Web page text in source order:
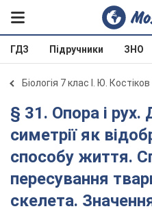
ГДЗ Підручники ЗНО
Біологія 7 клас І. Ю.
§ 31. Опора і рух.
симетрії як
способу життя.
пересування
скелета.